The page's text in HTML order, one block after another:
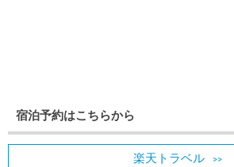
宿泊予約はこちらから
楽天トラベル